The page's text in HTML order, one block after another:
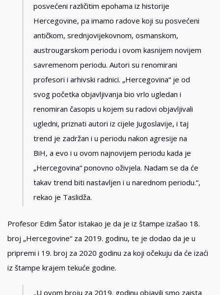
posvećeni različitim epohama iz historije
Hercegovine, pa imamo radove koji su posvećeni
antičkom, srednjovijekovnom, osmanskom,
austrougarskom periodu i ovom kasnijem novijem
savremenom periodu. Autori su renomirani
profesori i arhivski radnici. „Hercegovina“ je od
svog početka objavljivanja bio vrlo ugledan i
renomiran časopis u kojem su radovi objavljivali
ugledni, priznati autori iz cijele Jugoslavije, i taj
trend je zadržan i u periodu nakon agresije na
BiH, a evo i u ovom najnovijem periodu kada je
„Hercegovina“ ponovno oživjela. Nadam se da će
takav trend biti nastavljen i u narednom periodu.“,
rekao je Taslidža.
Profesor Edim Šator istakao je da je iz štampe izašao 18.
broj „Hercegovine“ za 2019. godinu, te je dodao da je u
pripremi i 19. broj za 2020 godinu za koji očekuju da će izaći
iz štampe krajem tekuće godine.
„U ovom broju za 2019. godinu objavili smo zaista